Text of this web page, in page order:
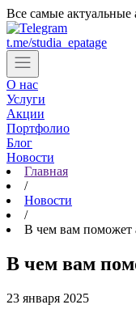
Все самые
t.me/studia_epatage
О нас
Услуги
Акции
Портфолио
Блог
Новости
Цены
Контакты
Cтудии в Москве
Центр косметологии
ул. Партизанская, д. 24
Главная
/
Новости
/
В чем вам поможет
В чем вам
23 января 2025